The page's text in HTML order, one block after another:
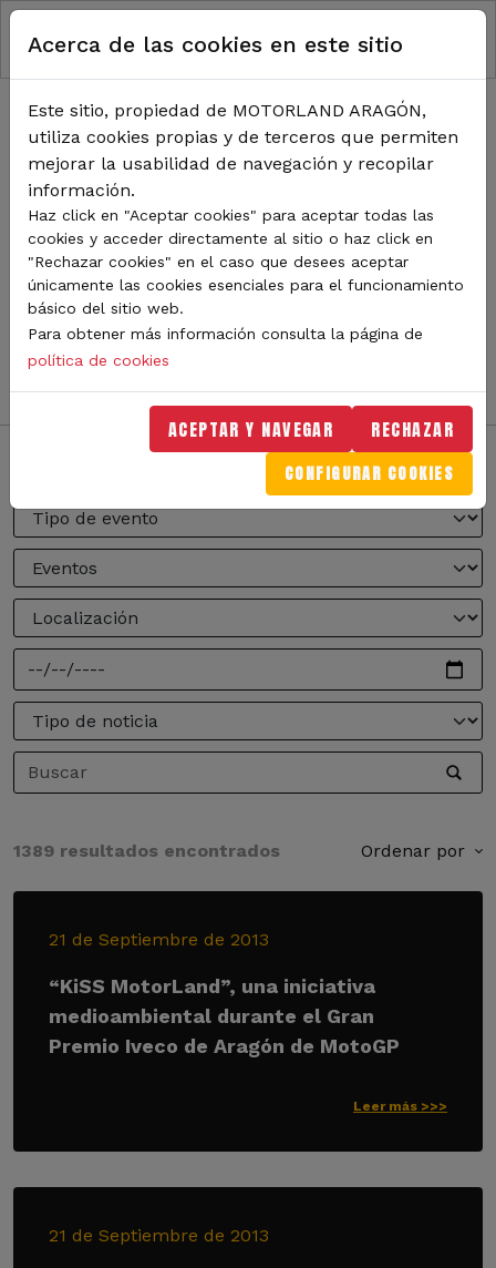
Pasar al contenido principal
RUTA DE NAVEGACIÓN
Inicio Noticias
TODA LA ACTUALIDAD DE
MOTORLAND
Sigue de cerca todas las novedades de MotorLand
Aragón. Aquí encontrarás noticias sobre eventos,
competiciones, pilotos, novedades del circuito y
mucho más. Filtra por categoría o tipo de contenido y
no te pierdas nada del mundo del motor.
1389 resultados encontrados Ordenar por
21 de Septiembre de 2013
“KiSS MotorLand”, una iniciativa
medioambiental durante el Gran
Premio Iveco de Aragón de MotoGP
Leer más >>>
21 de Septiembre de 2013
Acerca de las cookies en este sitio
Este sitio, propiedad de MOTORLAND ARAGÓN,
utiliza cookies propias y de terceros que permiten
mejorar la usabilidad de navegación y recopilar
información.
Haz click en "Aceptar cookies" para aceptar todas las
cookies y acceder directamente al sitio o haz click en
"Rechazar cookies" en el caso que desees aceptar
únicamente las cookies esenciales para el funcionamiento
básico del sitio web.
Para obtener más información consulta la página de
política de cookies
ACEPTAR Y NAVEGAR RECHAZAR
CONFIGURAR COOKIES